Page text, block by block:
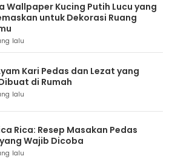
Wallpaper Kucing Putih Lucu yang
untuk Dekorasi Ruang
lalu
Kari Pedas dan Lezat yang
di Rumah
lalu
Rica: Resep Masakan Pedas
Wajib Dicoba
lalu